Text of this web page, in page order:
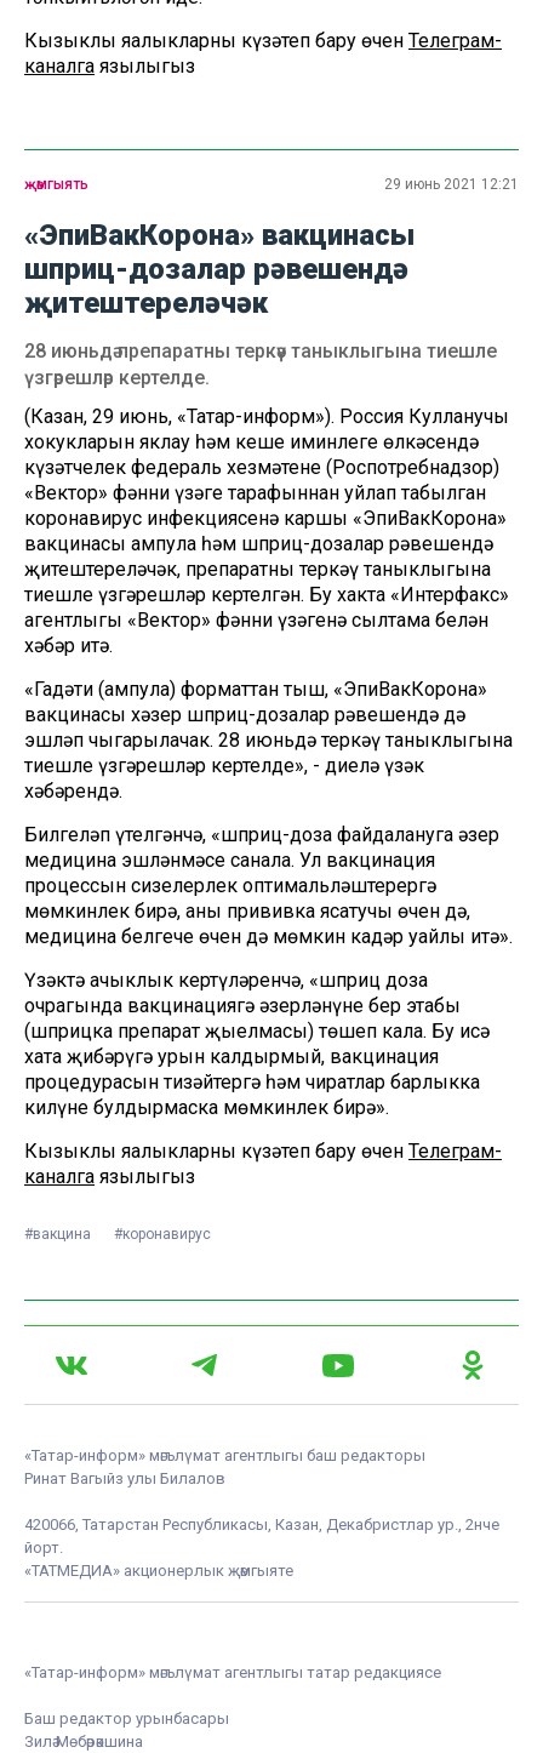
Кызыклы яңалыкларны күзәтеп бару өчен Телеграм-
каналга язылыгыз
җәмгыять 29 июнь 2021 12:21
«ЭпиВакКорона» вакцинасы
шприц-дозалар рәвешендә
җитештереләчәк
28 июньдә препаратны теркәү таныклыгына тиешле
үзгәрешләр кертелде.
(Казан, 29 июнь, «Татар-информ»). Россия Кулланучы
хокукларын яклау һәм кеше иминлеге өлкәсендә
күзәтчелек федераль хезмәтенең (Роспотребнадзор)
«Вектор» фәнни үзәге тарафыннан уйлап табылган
коронавирус инфекциясенә каршы «ЭпиВакКорона»
вакцинасы ампула һәм шприц-дозалар рәвешендә
җитештереләчәк, препаратның теркәү таныклыгына
тиешле үзгәрешләр кертелгән. Бу хакта «Интерфакс»
агентлыгы «Вектор» фәнни үзәгенә сылтама белән
хәбәр итә.
«Гадәти (ампула) форматтан тыш, «ЭпиВакКорона»
вакцинасы хәзер шприц-дозалар рәвешендә дә
эшләп чыгарылачак. 28 июньдә теркәү таныклыгына
тиешле үзгәрешләр кертелде», - диелә үзәк
хәбәрендә.
Билгеләп үтелгәнчә, «шприц-доза файдалануга әзер
медицина эшләнмәсе санала. Ул вакцинация
процессын сизелерлек оптимальләштерергә
мөмкинлек бирә, аны прививка ясатучы өчен дә,
медицина белгече өчен дә мөмкин кадәр уңайлы итә».
Үзәктә ачыклык кертүләренчә, «шприц доза
очрагында вакцинациягә әзерләнүнең бер этабы
(шприцка препарат җыелмасы) төшеп кала. Бу исә
хата җибәрүгә урын калдырмый, вакцинация
процедурасын тизәйтергә һәм чиратлар барлыкка
килүне булдырмаска мөмкинлек бирә».
Кызыклы яңалыкларны күзәтеп бару өчен Телеграм-
каналга язылыгыз
#вакцина #коронавирус
«Татар-информ» мәгълүмат агентлыгы баш редакторы
Ринат Вагыйз улы Билалов
420066, Татарстан Республикасы, Казан, Декабристлар ур., 2нче
йорт.
«ТАТМЕДИА» акционерлык җәмгыяте
«Татар-информ» мәгълүмат агентлыгы татар редакциясе
Баш редактор урынбасары
Зилә Мөбәрәкшина